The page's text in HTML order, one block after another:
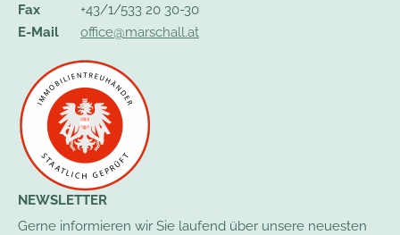
Fax
+43/1/533 20 30-30
E-Mail
office@marschall.at
NEWSLETTER
Gerne informieren wir Sie laufend über unsere neuesten